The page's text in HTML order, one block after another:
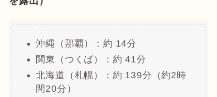
沖縄（那覇）：約 14分
関東（つくば）：約 41分
北海道（札幌）：約 139分（約2時
間20分）